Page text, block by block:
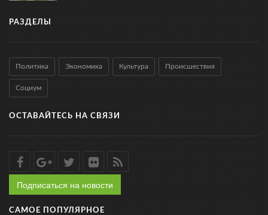
РАЗДЕЛЫ
Политика Экономика Культура Происшествия
Социум
ОСТАВАЙТЕСЬ НА СВЯЗИ
Подписаться на новости
САМОЕ ПОПУЛЯРНОЕ